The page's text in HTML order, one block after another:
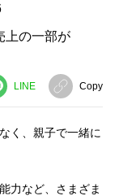
上の一部が
LINE Copy
く、親子で一緒に
力など、さまざま